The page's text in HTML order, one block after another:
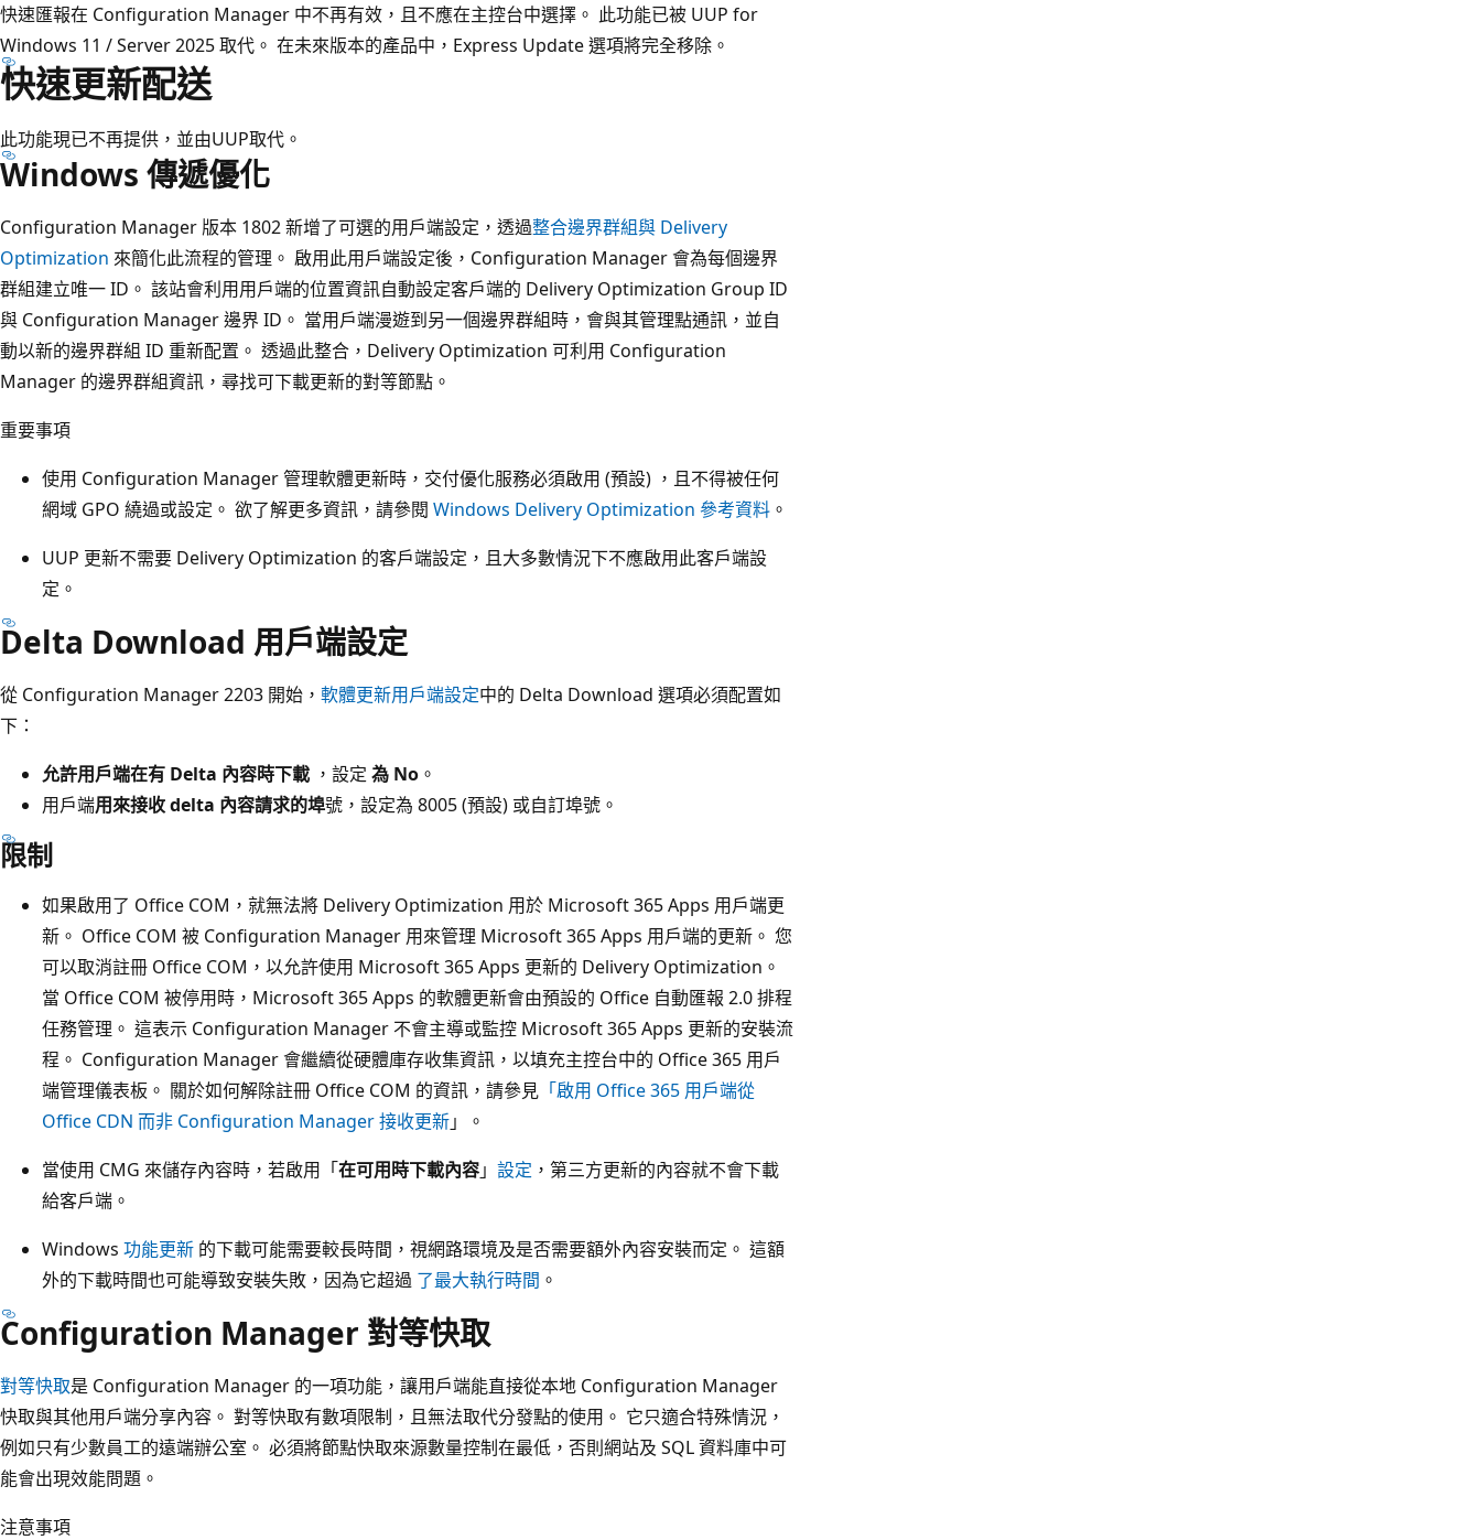
快速匯報在 Configuration Manager 中不再有效，且不應在主控台中選擇。 此功能已被 UUP for
Windows 11 / Server 2025 取代。 在未來版本的產品中，Express Update 選項將完全移除。
快速更新配送
此功能現已不再提供，並由UUP取代。
Windows 傳遞優化
Configuration Manager 版本 1802 新增了可選的用戶端設定，透過整合邊界群組與 Delivery
Optimization 來簡化此流程的管理。 啟用此用戶端設定後，Configuration Manager 會為每個邊界
群組建立唯一 ID。 該站會利用用戶端的位置資訊自動設定客戶端的 Delivery Optimization Group ID
與 Configuration Manager 邊界 ID。 當用戶端漫遊到另一個邊界群組時，會與其管理點通訊，並自
動以新的邊界群組 ID 重新配置。 透過此整合，Delivery Optimization 可利用 Configuration
Manager 的邊界群組資訊，尋找可下載更新的對等節點。
重要事項
使用 Configuration Manager 管理軟體更新時，交付優化服務必須啟用 (預設) ，且不得被任何
網域 GPO 繞過或設定。 欲了解更多資訊，請參閱 Windows Delivery Optimization 參考資料 。
UUP 更新不需要 Delivery Optimization 的客戶端設定，且大多數情況下不應啟用此客戶端設
定。
Delta Download 用戶端設定
從 Configuration Manager 2203 開始， 軟體更新用戶端設定中的 Delta Download 選項必須配置如
下：
允許用戶端在有 Delta 內容時下載 ，設定 為 No 。
用戶端用來接收 delta 內容請求的埠號，設定為 8005 (預設) 或自訂埠號。
限制
如果啟用了 Office COM，就無法將 Delivery Optimization 用於 Microsoft 365 Apps 用戶端更
新。 Office COM 被 Configuration Manager 用來管理 Microsoft 365 Apps 用戶端的更新。 您
可以取消註冊 Office COM，以允許使用 Microsoft 365 Apps 更新的 Delivery Optimization。
當 Office COM 被停用時，Microsoft 365 Apps 的軟體更新會由預設的 Office 自動匯報 2.0 排程
任務管理。 這表示 Configuration Manager 不會主導或監控 Microsoft 365 Apps 更新的安裝流
程。 Configuration Manager 會繼續從硬體庫存收集資訊，以填充主控台中的 Office 365 用戶
端管理儀表板。 關於如何解除註冊 Office COM 的資訊，請參見 「啟用 Office 365 用戶端從
Office CDN 而非 Configuration Manager 接收更新」。
當使用 CMG 來儲存內容時，若啟用「在可用時下載內容」 設定 ，第三方更新的內容就不會下載
給客戶端。
Windows 功能更新 的下載可能需要較長時間，視網路環境及是否需要額外內容安裝而定。 這額
外的下載時間也可能導致安裝失敗，因為它超過 了最大執行時間 。
Configuration Manager 對等快取
對等快取是 Configuration Manager 的一項功能，讓用戶端能直接從本地 Configuration Manager
快取與其他用戶端分享內容。 對等快取有數項限制，且無法取代分發點的使用。 它只適合特殊情況，
例如只有少數員工的遠端辦公室。 必須將節點快取來源數量控制在最低，否則網站及 SQL 資料庫中可
能會出現效能問題。
注意事項